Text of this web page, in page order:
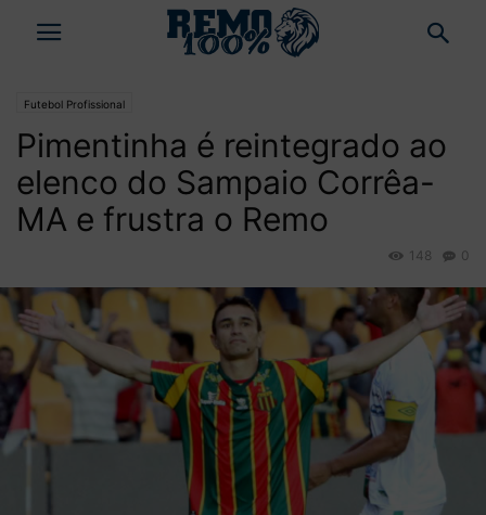
Futebol Profissional
Pimentinha é reintegrado ao
elenco do Sampaio Corrêa-
MA e frustra o Remo
0
148